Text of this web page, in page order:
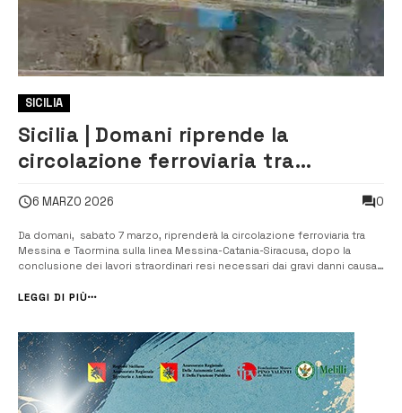
SICILIA
Sicilia | Domani riprende la
circolazione ferroviaria tra
criticità alla stazione etnea
6 MARZO 2026 0
Da domani, sabato 7 marzo, riprenderà la circolazione ferroviaria tra
Messina e Taormina sulla linea Messina-Catania-Siracusa, dopo la
conclusione dei lavori straordinari resi necessari dai gravi danni causati
previsti da Rete ferroviaria italiana, che ha avviato g...
LEGGI DI PIÙ